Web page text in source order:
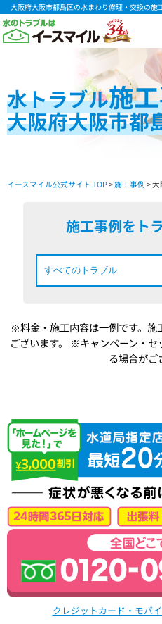
大阪府大阪市都島区の水まわり修理・交換の施
水トラブル施
大阪府大阪市都
イースマイル公式サイト TOP>施工事例 >
施工事例をト
※料金・施工内容は一例です。施
ございます。
※キャンペーン・セ
る場合がご
クレジットカード・モバ